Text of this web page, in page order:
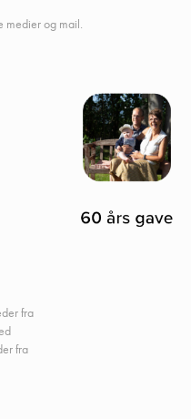
medier og mail.
fra
fra